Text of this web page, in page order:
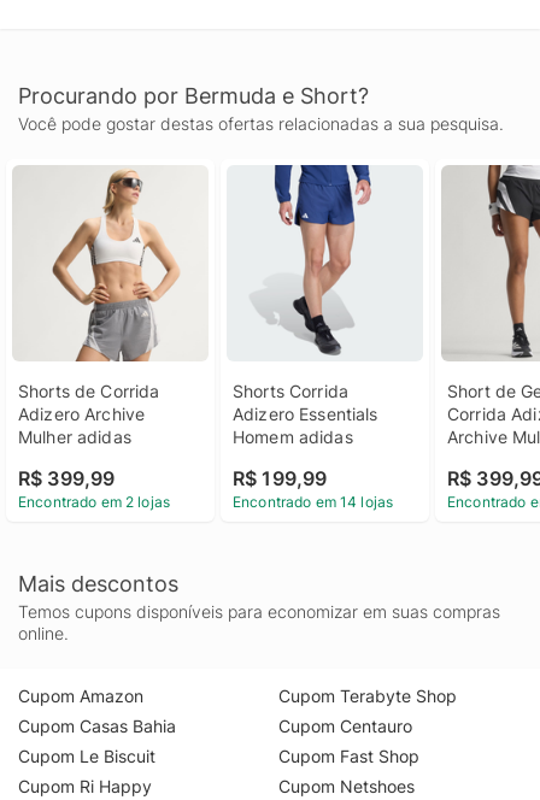
Procurando por Bermuda e Short?
Você pode gostar destas ofertas relacionadas a sua pesquisa.
Shorts de Corrida
Adizero Archive
Mulher adidas
R$ 399,99
Encontrado em 2 lojas
Shorts Corrida
Adizero Essentials
Homem adidas
R$ 199,99
Encontrado em 14 lojas
Short de
Corrida
Archive
R$
Encontrado
Mais descontos
Temos cupons disponíveis para economizar em suas compras
online.
Cupom Amazon
Cupom Casas Bahia
Cupom Le Biscuit
Cupom Ri Happy
Cupom Terabyte Shop
Cupom Centauro
Cupom Fast Shop
Cupom Netshoes